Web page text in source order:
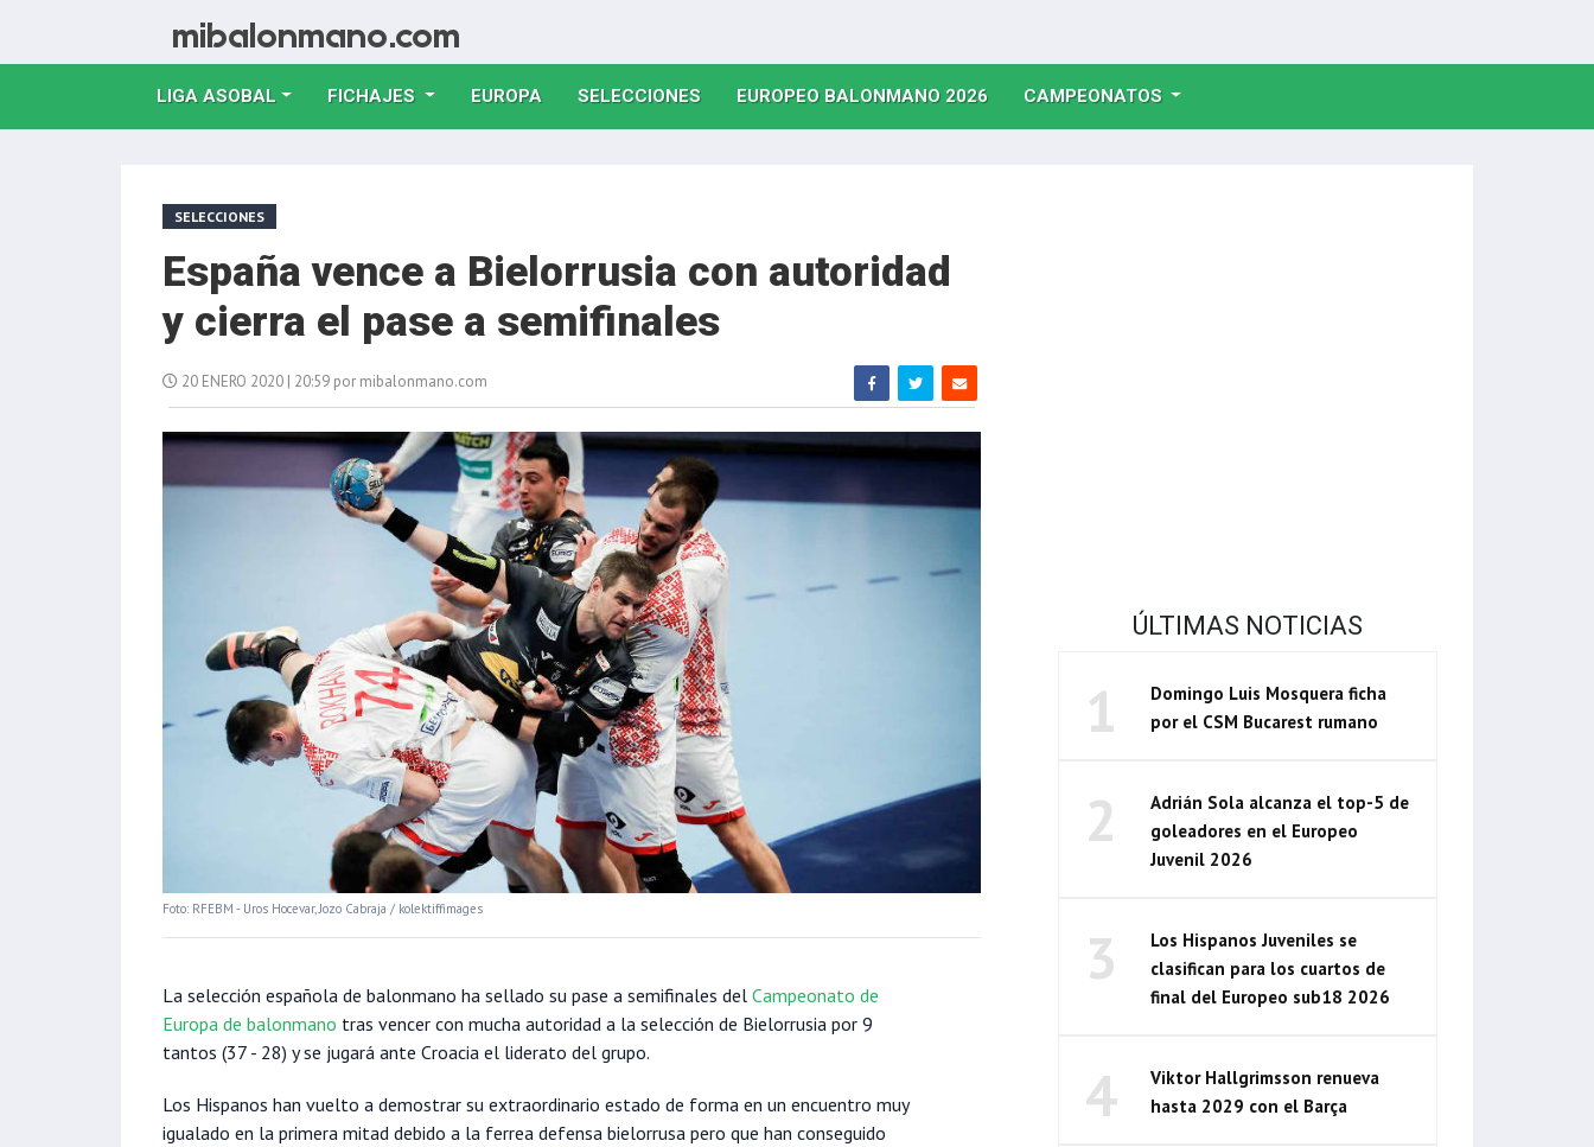
LIGA ASOBAL FICHAJES EUROPA(CURRENT)
SELECCIONES(CURRENT)
EUROPEO BALONMANO 2026(CURRENT)
CAMPEONATOS
SELECCIONES
España vence a Bielorrusia con autoridad
y cierra el pase a semifinales
20 ENERO 2020 | 20:59 por mibalonmano.com
Foto: RFEBM - Uros Hocevar, Jozo Cabraja / kolektiffimages
La selección española de balonmano ha sellado su pase a semifinales del Campeonato de
Europa de balonmano tras vencer con mucha autoridad a la selección de Bielorrusia por 9
tantos (37 - 28) y se jugará ante Croacia el liderato del grupo.
Los Hispanos han vuelto a demostrar su extraordinario estado de forma en un encuentro muy
igualado en la primera mitad debido a la ferrea defensa bielorrusa pero que han conseguido
ÚLTIMAS NOTICIAS
1
Domingo Luis Mosquera ficha
por el CSM Bucarest rumano
2
Adrián Sola alcanza el top-5 de
goleadores en el Europeo
Juvenil 2026
3
Los Hispanos Juveniles se
clasifican para los cuartos de
final del Europeo sub18 2026
4
Viktor Hallgrimsson renueva
hasta 2029 con el Barça